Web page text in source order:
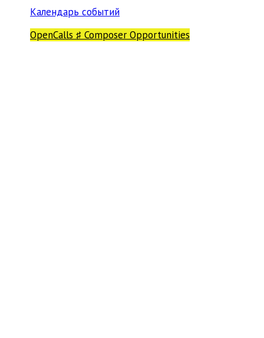
Календарь событий
OpenCalls ♯ Composer Opportunities